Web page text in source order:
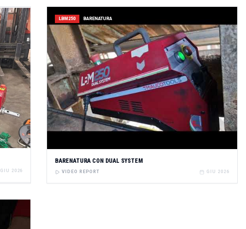
GIU 2026
LBM250 BARENATURA
BARENATURA CON DUAL SYSTEM
VIDEO REPORT GIU 2026